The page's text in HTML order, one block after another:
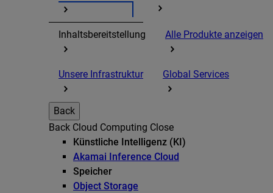
Inhaltsbereitstellung Alle Produkte anzeigen
Unsere Infrastruktur Global Services
Back
Back Cloud Computing Close
Künstliche Intelligenz (KI)
Akamai Inference Cloud
Speicher
Object Storage